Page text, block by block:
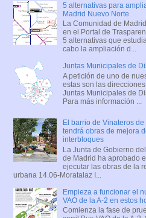
5 alternativas para
Madrid Nuevo Norte
La Comunidad de
en el Portal de
5 alternativas que
cabo la ampliación d...
Juntas Municipales de
A petición de uno de
estas son las direcciones
Juntas Municipales de
Para más información ...
El barrio de Vinateros
tendrá obras de mejora
interbloques
La Junta de Gobierno
de Madrid ha aprobado
ejecutar las obras de la
urbana 14.06-Moratalaz I...
Empieza a funcionar el
VAO de la A-2 en estos
Comienza la fase de